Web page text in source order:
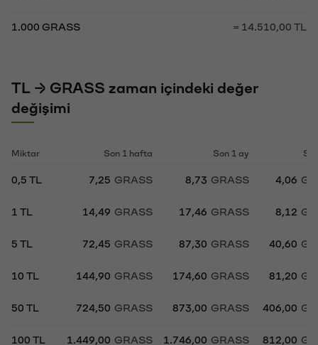
1.000 GRASS = 14.510,00 TL
TL → GRASS zaman içindeki değer
değişimi
Miktar Son 1 hafta Son 1 ay
0,5 TL 7,25 GRASS 8,73 GRASS 4,06
1 TL 14,49 GRASS 17,46 GRASS 8,12
5 TL 72,45 GRASS 87,30 GRASS 40,60
10 TL 144,90 GRASS 174,60 GRASS 81,20
50 TL 724,50 GRASS 873,00 GRASS 406,00
100 TL 1.449,00 GRASS 1.746,00 GRASS 812,00